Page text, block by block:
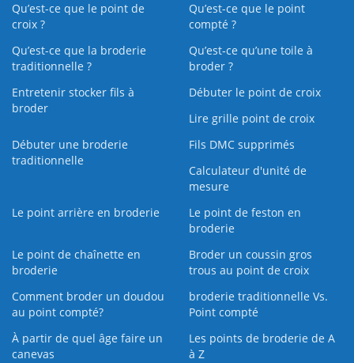
Qu’est-ce que le point de
croix ?
Qu’est-ce que le point
compté ?
Qu’est-ce que la broderie
traditionnelle ?
Qu’est‑ce qu’une toile à
broder ?
Entretenir stocker fils à
broder
Débuter le point de croix
Lire grille point de croix
Débuter une broderie
traditionnelle
Fils DMC supprimés
Calculateur d'unité de
mesure
Le point arrière en broderie
Le point de feston en
broderie
Le point de chaînette en
broderie
Broder un coussin gros
trous au point de croix
Comment broder un doudou
au point compté?
broderie traditionnelle Vs.
Point compté
À partir de quel âge faire un
canevas
Les points de broderie de A
à Z